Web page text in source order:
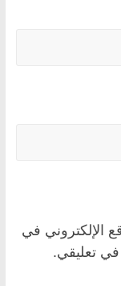
الإلكتروني في
في تعليقي.